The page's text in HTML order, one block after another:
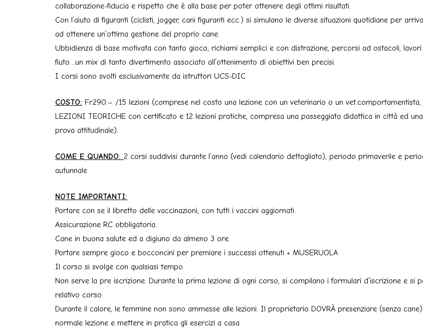
collaborazione-fiducia e rispetto che è alla base per poter ottenere degli ottimi risultati.
Con l’aiuto di figuranti (ciclisti, jogger, cani figuranti ecc.) si simulano le diverse situazioni quotidiane per
ad ottenere un’ottima gestione del proprio cane.
Ubbidienza di base motivata con tanto gioco, richiami semplici e con distrazione, percorsi ad ostacoli, lavori
fiuto…un mix di tanto divertimento associato all’ottenimento di obiettivi ben precisi.
I corsi sono svolti esclusivamente da istruttori UCS-DIC
COSTO: Fr.290.– /15 lezioni (comprese nel costo una lezione con un veterinario o un vet.comportamentista,
LEZIONI TEORICHE con certificato e 12 lezioni pratiche, compresa una passeggiata didattica in città ed una
prova attitudinale).
COME E QUANDO:2 corsi suddivisi durante l’anno (vedi calendario dettagliato), periodo primaverile e
autunnale
NOTE IMPORTANTI:
Portare con se il libretto delle vaccinazioni, con tutti i vaccini aggiornati.
Assicurazione RC obbligatoria.
Cane in buona salute ed a digiuno da almeno 3 ore.
Portare sempre gioco e bocconcini per premiare i successi ottenuti + MUSERUOLA
Il corso si svolge con qualsiasi tempo.
Non serve la pre iscrizione. Durante la prima lezione di ogni corso, si compilano i formulari d’iscrizione e si
relativo corso.
Durante il calore, le femmine non sono ammesse alle lezioni. Il proprietario DOVRÀ presenziare (senza
normale lezione e mettere in pratica gli esercizi a casa.